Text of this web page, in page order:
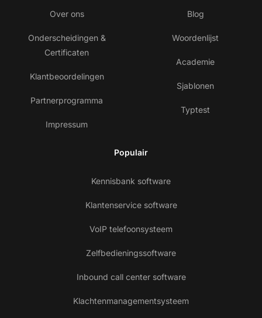
Over ons
Onderscheidingen &
Certificaten
Klantbeoordelingen
Partnerprogramma
Impressum
Blog
Woordenlijst
Academie
Sjablonen
Typtest
Populair
Kennisbank software
Klantenservice software
VoIP telefoonsysteem
Zelfbedieningssoftware
Inbound call center software
Klachtenmanagementsysteem